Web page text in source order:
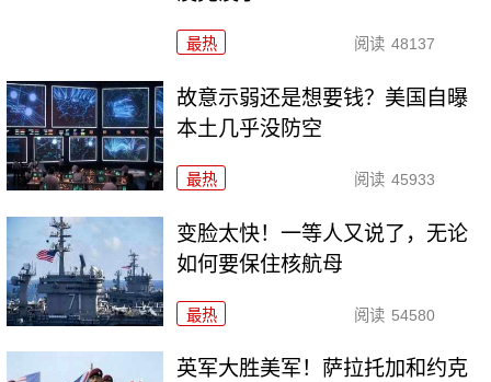
最热 阅读 48137
故意示弱还是想要钱？美国自曝
本土几乎没防空
最热 阅读 45933
变脸太快！一等人又说了，无论
如何要保住核航母
最热 阅读 54580
英军大胜美军！萨拉托加和约克